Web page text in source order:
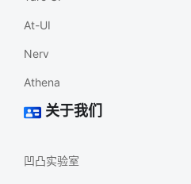
At-UI
Nerv
Athena
关于我们
凹凸实验室